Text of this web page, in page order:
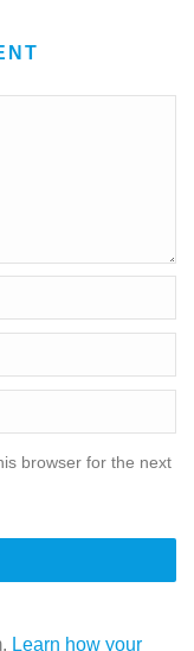
browser for the next
Learn how your